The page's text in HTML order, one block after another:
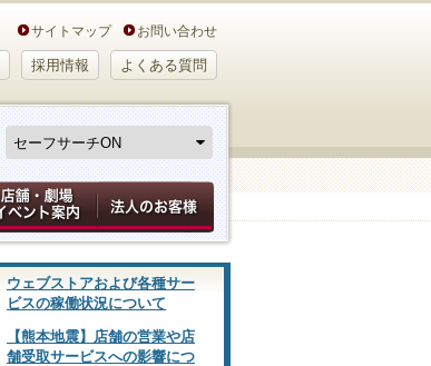
サイトマップ お問い合わせ
採用情報 よくある質問
ウェブストアおよび各種サー
ビスの稼働状況について
【熊本地震】店舗の営業や店
舗受取サービスへの影響につ